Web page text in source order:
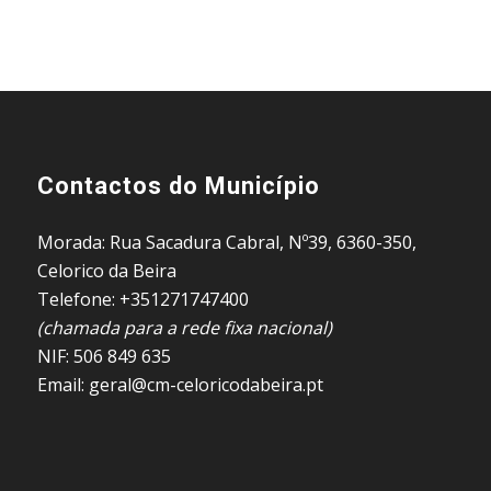
Contactos do Município
Morada: Rua Sacadura Cabral, Nº39, 6360-350,
Celorico da Beira
Telefone: +351271747400
(chamada para a rede fixa nacional)
NIF: 506 849 635
Email: geral@cm-celoricodabeira.pt